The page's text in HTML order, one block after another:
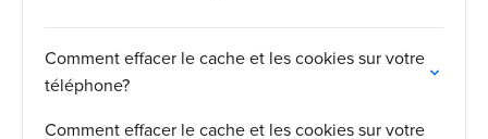
Comment effacer le cache et les cookies sur votre
téléphone?
Comment effacer le cache et les cookies sur votre